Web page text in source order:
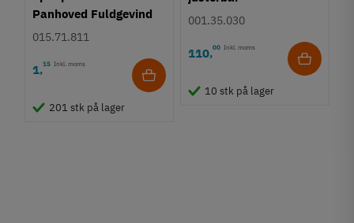
Panhoved Fuldgevind
Ø4,0 - PZ2
015.71.811
1,15 Inkl. moms
201 stk på lager
001.35.030
110,00 Inkl. moms
10 stk på lager